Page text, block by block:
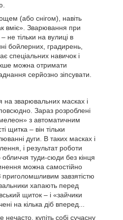
(або снігом), навіть
вміє». Зварювання при
не тільки на вулиці в
бойлерних, градирень,
спеціальних навичок і
можна отримати
серйозно зіпсувати.
зварювальних масках і
Зараз розроблені
з автоматичним
щитка – він тільки
дуги. В таких масках і
і результат роботи
обличчя туди-сюди без кінця
можна самостійно
завзятістю
хапають перед
щиток – і «зайчики
на кілька діб вперед...
купіть собі сучасну